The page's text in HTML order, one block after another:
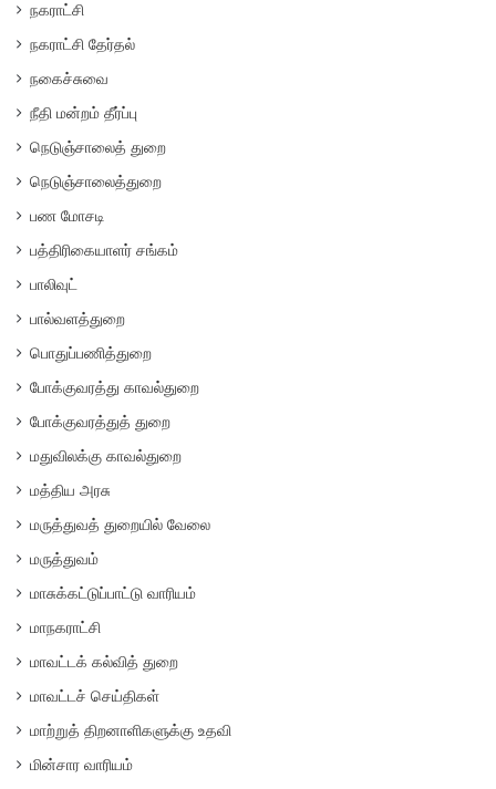
நகராட்சி
நகராட்சி தேர்தல்
நகைச்சுவை
நீதி மன்றம் தீர்ப்பு
நெடுஞ்சாலைத் துறை
நெடுஞ்சாலைத்துறை
பண மோசடி
பத்திரிகையாளர் சங்கம்
பாலிவுட்
பால்வளத்துறை
பொதுப்பணித்துறை
போக்குவரத்து காவல்துறை
போக்குவரத்துத் துறை
மதுவிலக்கு காவல்துறை
மத்திய அரசு
மருத்துவத் துறையில் வேலை
மருத்துவம்
மாசுக்கட்டுப்பாட்டு வாரியம்
மாநகராட்சி
மாவட்டக் கல்வித் துறை
மாவட்டச் செய்திகள்
மாற்றுத் திறனாளிகளுக்கு உதவி
மின்சார வாரியம்